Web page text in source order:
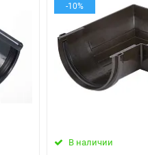
-10%
В наличии